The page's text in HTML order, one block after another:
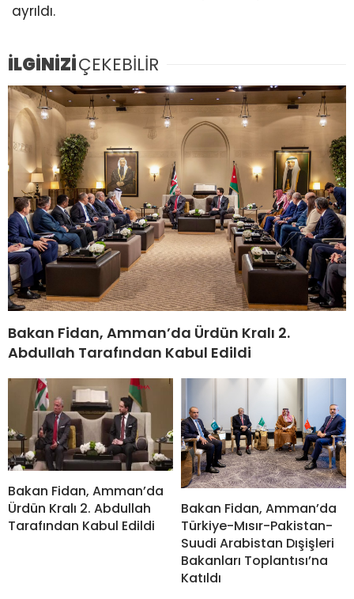
ayrıldı.
İLGİNİZİÇEKEBİLİR
Bakan Fidan, Amman’da Ürdün Kralı 2.
Abdullah Tarafından Kabul Edildi
Bakan Fidan, Amman’da
Ürdün Kralı 2. Abdullah
Tarafından Kabul Edildi
Bakan Fidan, Amman’da
Türkiye-Mısır-Pakistan-
Suudi Arabistan Dışişleri
Bakanları Toplantısı’na
Katıldı